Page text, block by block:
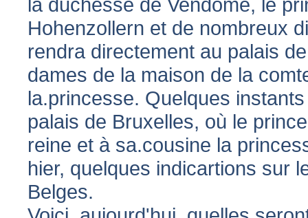
la duchesse de Vendôme, le
Hohenzollern et de nombreux
rendra directement au palais
dames de la maison de la
la.princesse. Quelques
palais de Bruxelles, où le
reine et à sa.cousine la
hier, quelques indicartions sur
Belges.